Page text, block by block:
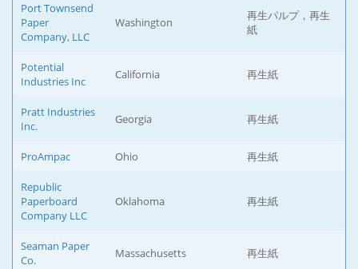
Port Townsend
Paper
Company, LLC
Washington
再生パルプ，再生
紙
Potential
Industries Inc
California 再生紙
Pratt Industries
Inc.
Georgia 再生紙
ProAmpac Ohio 再生紙
Republic
Paperboard
Company LLC
Oklahoma 再生紙
Seaman Paper
Co.
Massachusetts 再生紙